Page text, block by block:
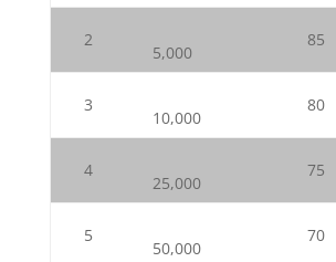
2
5,000
85
3
10,000
80
4
25,000
75
5
50,000
70